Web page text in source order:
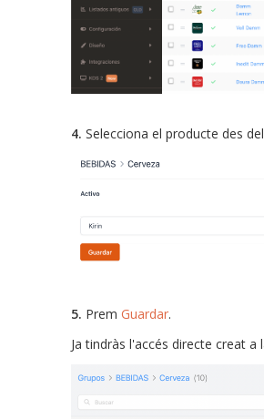
4. Selecciona el producte des
5. Prem Guardar.
Ja tindràs l'accés directe creat a